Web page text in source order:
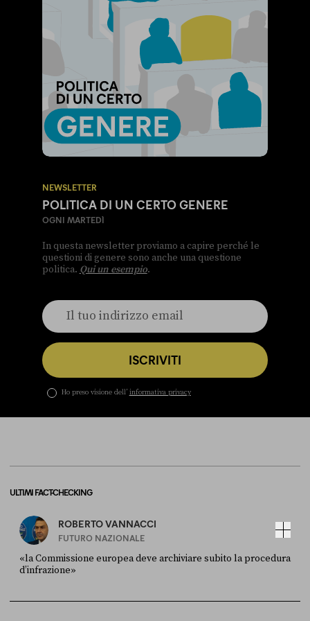
NEWSLETTER
POLITICA DI UN CERTO GENERE
OGNI MARTEDÌ
In questa newsletter proviamo a capire perché le
questioni di genere sono anche una questione
politica. Qui un esempio.
ISCRIVITI
Ho preso visione dell’ informativa privacy
ULTIMI FACT-CHECKING
ROBERTO VANNACCI
FUTURO NAZIONALE
«la Commissione europea deve archiviare subito la procedura
d’infrazione»